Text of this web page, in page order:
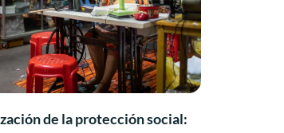
de la protección social: